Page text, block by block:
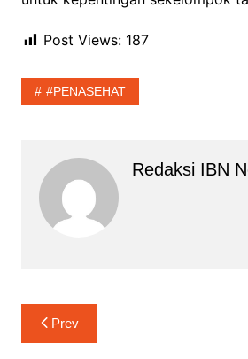
Post Views: 187
#PENASEHAT
Redaksi IBN
Navigasi
pos
Prev